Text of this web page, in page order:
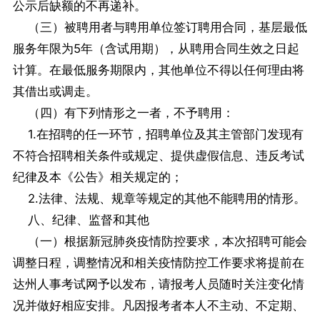
公示后缺额的不再递补。
（三）被聘用者与聘用单位签订聘用合同，基层最低
服务年限为5年（含试用期），从聘用合同生效之日起
计算。在最低服务期限内，其他单位不得以任何理由将
其借出或调走。
（四）有下列情形之一者，不予聘用：
1.在招聘的任一环节，招聘单位及其主管部门发现有
不符合招聘相关条件或规定、提供虚假信息、违反考试
纪律及本《公告》相关规定的；
2.法律、法规、规章等规定的其他不能聘用的情形。
八、纪律、监督和其他
（一）根据新冠肺炎疫情防控要求，本次招聘可能会
调整日程，调整情况和相关疫情防控工作要求将提前在
达州人事考试网予以发布，请报考人员随时关注变化情
况并做好相应安排。凡因报考者本人不主动、不定期、